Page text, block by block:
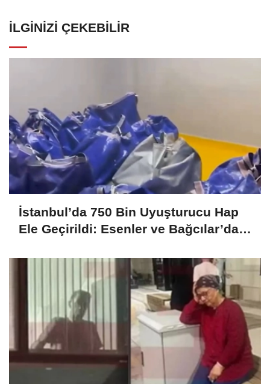
İLGINIZI ÇEKEBILIR
İstanbul’da 750 Bin Uyuşturucu Hap
Ele Geçirildi: Esenler ve Bağcılar’da